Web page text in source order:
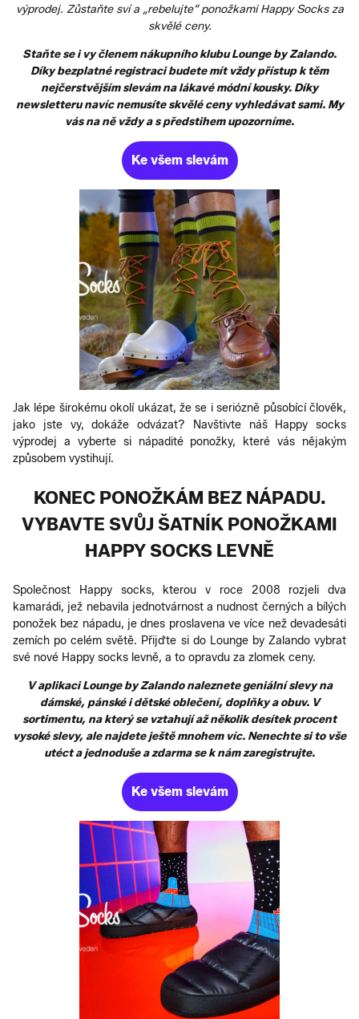
výprodej. Zůstaňte sví a „rebelujte“ ponožkami Happy Socks za
skvělé ceny.
Staňte se i vy členem nákupního klubu Lounge by Zalando.
Díky bezplatné registraci budete mít vždy přístup k těm
nejčerstvějším slevám na lákavé módní kousky. Díky
newsletteru navíc nemusíte skvělé ceny vyhledávat sami. My
vás na ně vždy a s předstihem upozorníme.
Ke všem slevám
Jak lépe širokému okolí ukázat, že se i seriózně působící člověk,
jako jste vy, dokáže odvázat? Navštivte náš Happy socks
výprodej a vyberte si nápadité ponožky, které vás nějakým
způsobem vystihují.
KONEC PONOŽKÁM BEZ NÁPADU.
VYBAVTE SVŮJ ŠATNÍK PONOŽKAMI
HAPPY SOCKS LEVNĚ
Společnost Happy socks, kterou v roce 2008 rozjeli dva
kamarádi, jež nebavila jednotvárnost a nudnost černých a bílých
ponožek bez nápadu, je dnes proslavena ve více než devadesáti
zemích po celém světě. Přijďte si do Lounge by Zalando vybrat
své nové Happy socks levně, a to opravdu za zlomek ceny.
V aplikaci Lounge by Zalando naleznete geniální slevy na
dámské, pánské i dětské oblečení, doplňky a obuv. V
sortimentu, na který se vztahují až několik desítek procent
vysoké slevy, ale najdete ještě mnohem víc. Nenechte si to vše
utéct a jednoduše a zdarma se k nám zaregistrujte.
Ke všem slevám